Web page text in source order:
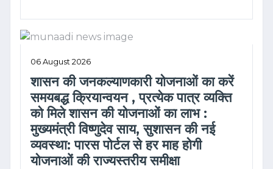
06 August 2026
शासन की जनकल्याणकारी योजनाओं का करें
समयबद्ध क्रियान्वयन , प्रत्येक पात्र व्यक्ति
को मिले शासन की योजनाओं का लाभ :
मुख्यमंत्री विष्णुदेव साय, सुशासन की नई
व्यवस्था: पारस पोर्टल से हर माह होगी
योजनाओं की राज्यस्तरीय समीक्षा